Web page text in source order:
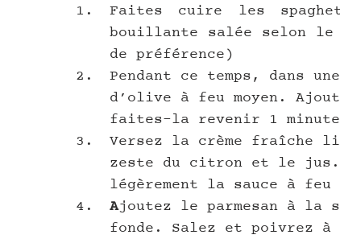
Faites cuire les
bouillante salée selon le
de préférence)
Pendant ce temps, dans
d’olive à feu moyen.
faites-la revenir 1
Versez la crème fraîche
zeste du citron et le jus.
légèrement la sauce à feu
Ajoutez le parmesan à la
fonde. Salez et poivrez à